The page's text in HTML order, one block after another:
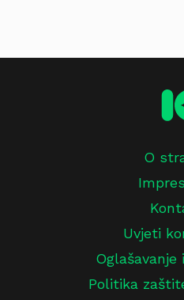
O
Uvjeti
Politika